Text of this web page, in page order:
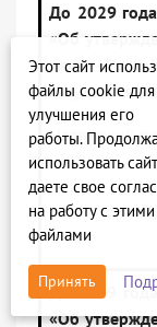
До 2029
«Об
дел
Настоящий
До 2029
«Об
Этот сайт
файлы cookie для
улучшения его
работы.
использовать
даете свое
на работу с этими
файлами
Принять